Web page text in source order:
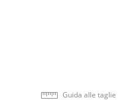
Guida alle taglie